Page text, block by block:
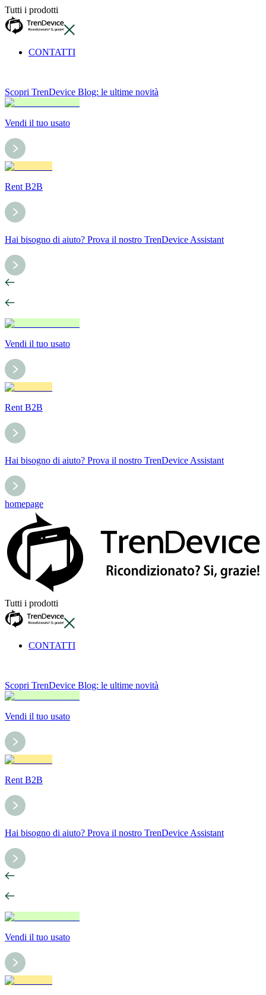
Tutti i prodotti
CONTATTI
Scopri TrenDevice Blog: le ultime novità
Vendi il tuo usato
Rent B2B
Hai bisogno di aiuto? Prova il nostro TrenDevice Assistant
Vendi il tuo usato
Rent B2B
Hai bisogno di aiuto? Prova il nostro TrenDevice Assistant
homepage
Tutti i prodotti
CONTATTI
Scopri TrenDevice Blog: le ultime novità
Vendi il tuo usato
Rent B2B
Hai bisogno di aiuto? Prova il nostro TrenDevice Assistant
Vendi il tuo usato